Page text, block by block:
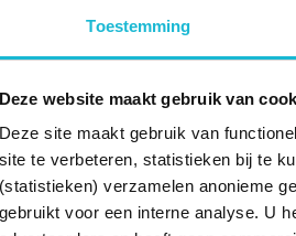
Toestemming
Deze website maakt gebruik van
Deze site maakt gebruik van
site te verbeteren, statistieken bij te
(statistieken) verzamelen anonieme
gebruikt voor een interne analyse. U
geen 20
neer op het
van het